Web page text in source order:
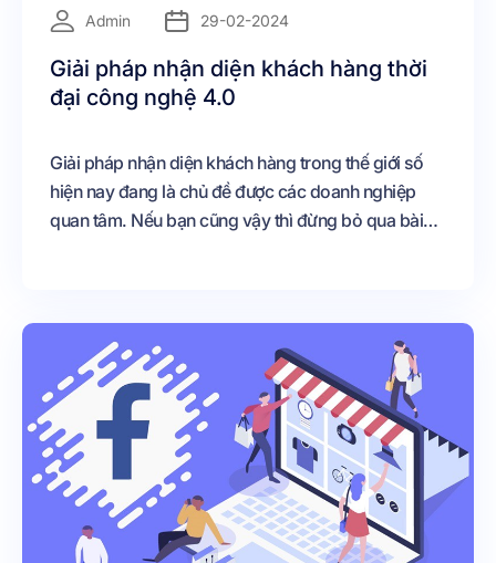
Admin 29-02-2024
Giải pháp nhận diện khách hàng thời
đại công nghệ 4.0
Giải pháp nhận diện khách hàng trong thế giới số
hiện nay đang là chủ đề được các doanh nghiệp
quan tâm. Nếu bạn cũng vậy thì đừng bỏ qua bài